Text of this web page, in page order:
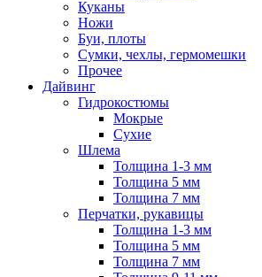
Куканы
Ножи
Буи, плоты
Сумки, чехлы, гермомешки
Прочее
Дайвинг
Гидрокостюмы
Мокрые
Сухие
Шлема
Толщина 1-3 мм
Толщина 5 мм
Толщина 7 мм
Перчатки, рукавицы
Толщина 1-3 мм
Толщина 5 мм
Толщина 7 мм